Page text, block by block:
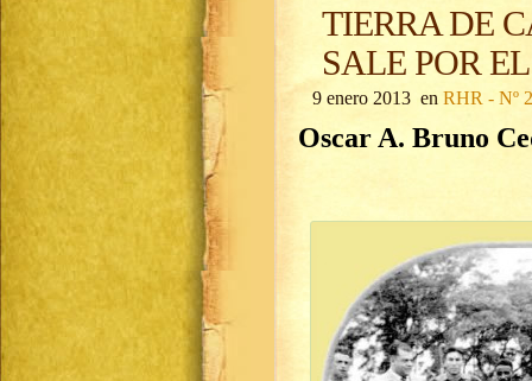
TIERRA DE
SALE POR
9 enero 2013 en RHR - Nº 2
Oscar A. Bruno